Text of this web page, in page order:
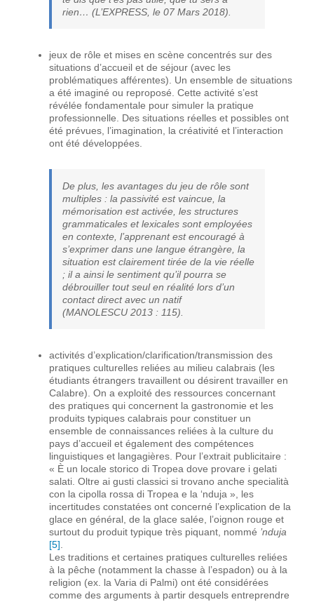
rien… (L’EXPRESS, le 07 Mars 2018).
jeux de rôle et mises en scène concentrés sur des
situations d’accueil et de séjour (avec les
problématiques afférentes). Un ensemble de situations
a été imaginé ou reproposé. Cette activité s’est
révélée fondamentale pour simuler la pratique
professionnelle. Des situations réelles et possibles ont
été prévues, l’imagination, la créativité et l’interaction
ont été développées.
De plus, les avantages du jeu de rôle sont
multiples : la passivité est vaincue, la
mémorisation est activée, les structures
grammaticales et lexicales sont employées
en contexte, l’apprenant est encouragé à
s’exprimer dans une langue étrangère, la
situation est clairement tirée de la vie réelle
; il a ainsi le sentiment qu’il pourra se
débrouiller tout seul en réalité lors d’un
contact direct avec un natif
(MANOLESCU 2013 : 115).
activités d’explication/clarification/transmission des
pratiques culturelles reliées au milieu calabrais (les
étudiants étrangers travaillent ou désirent travailler en
Calabre). On a exploité des ressources concernant
des pratiques qui concernent la gastronomie et les
produits typiques calabrais pour constituer un
ensemble de connaissances reliées à la culture du
pays d’accueil et également des compétences
linguistiques et langagières. Pour l’extrait publicitaire :
« È un locale storico di Tropea dove provare i gelati
salati. Oltre ai gusti classici si trovano anche specialità
con la cipolla rossa di Tropea e la ‘nduja », les
incertitudes constatées ont concerné l’explication de la
glace en général, de la glace salée, l’oignon rouge et
surtout du produit typique très piquant, nommé ’nduja
[5]
Les traditions et certaines pratiques culturelles reliées
à la pêche (notamment la chasse à l’espadon) ou à la
religion (ex. la Varia di Palmi) ont été considérées
comme des arguments à partir desquels entreprendre